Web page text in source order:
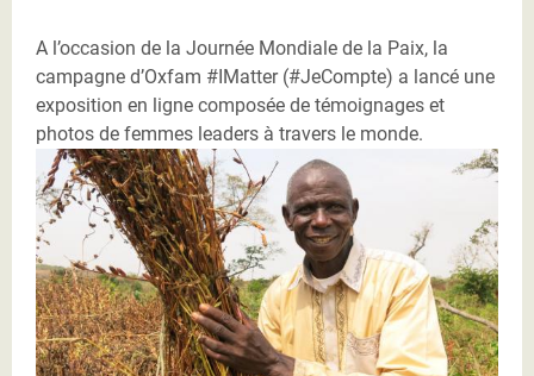
A l’occasion de la Journée Mondiale de la Paix, la
campagne d’Oxfam #IMatter (#JeCompte) a lancé une
exposition en ligne composée de témoignages et
photos de femmes leaders à travers le monde.